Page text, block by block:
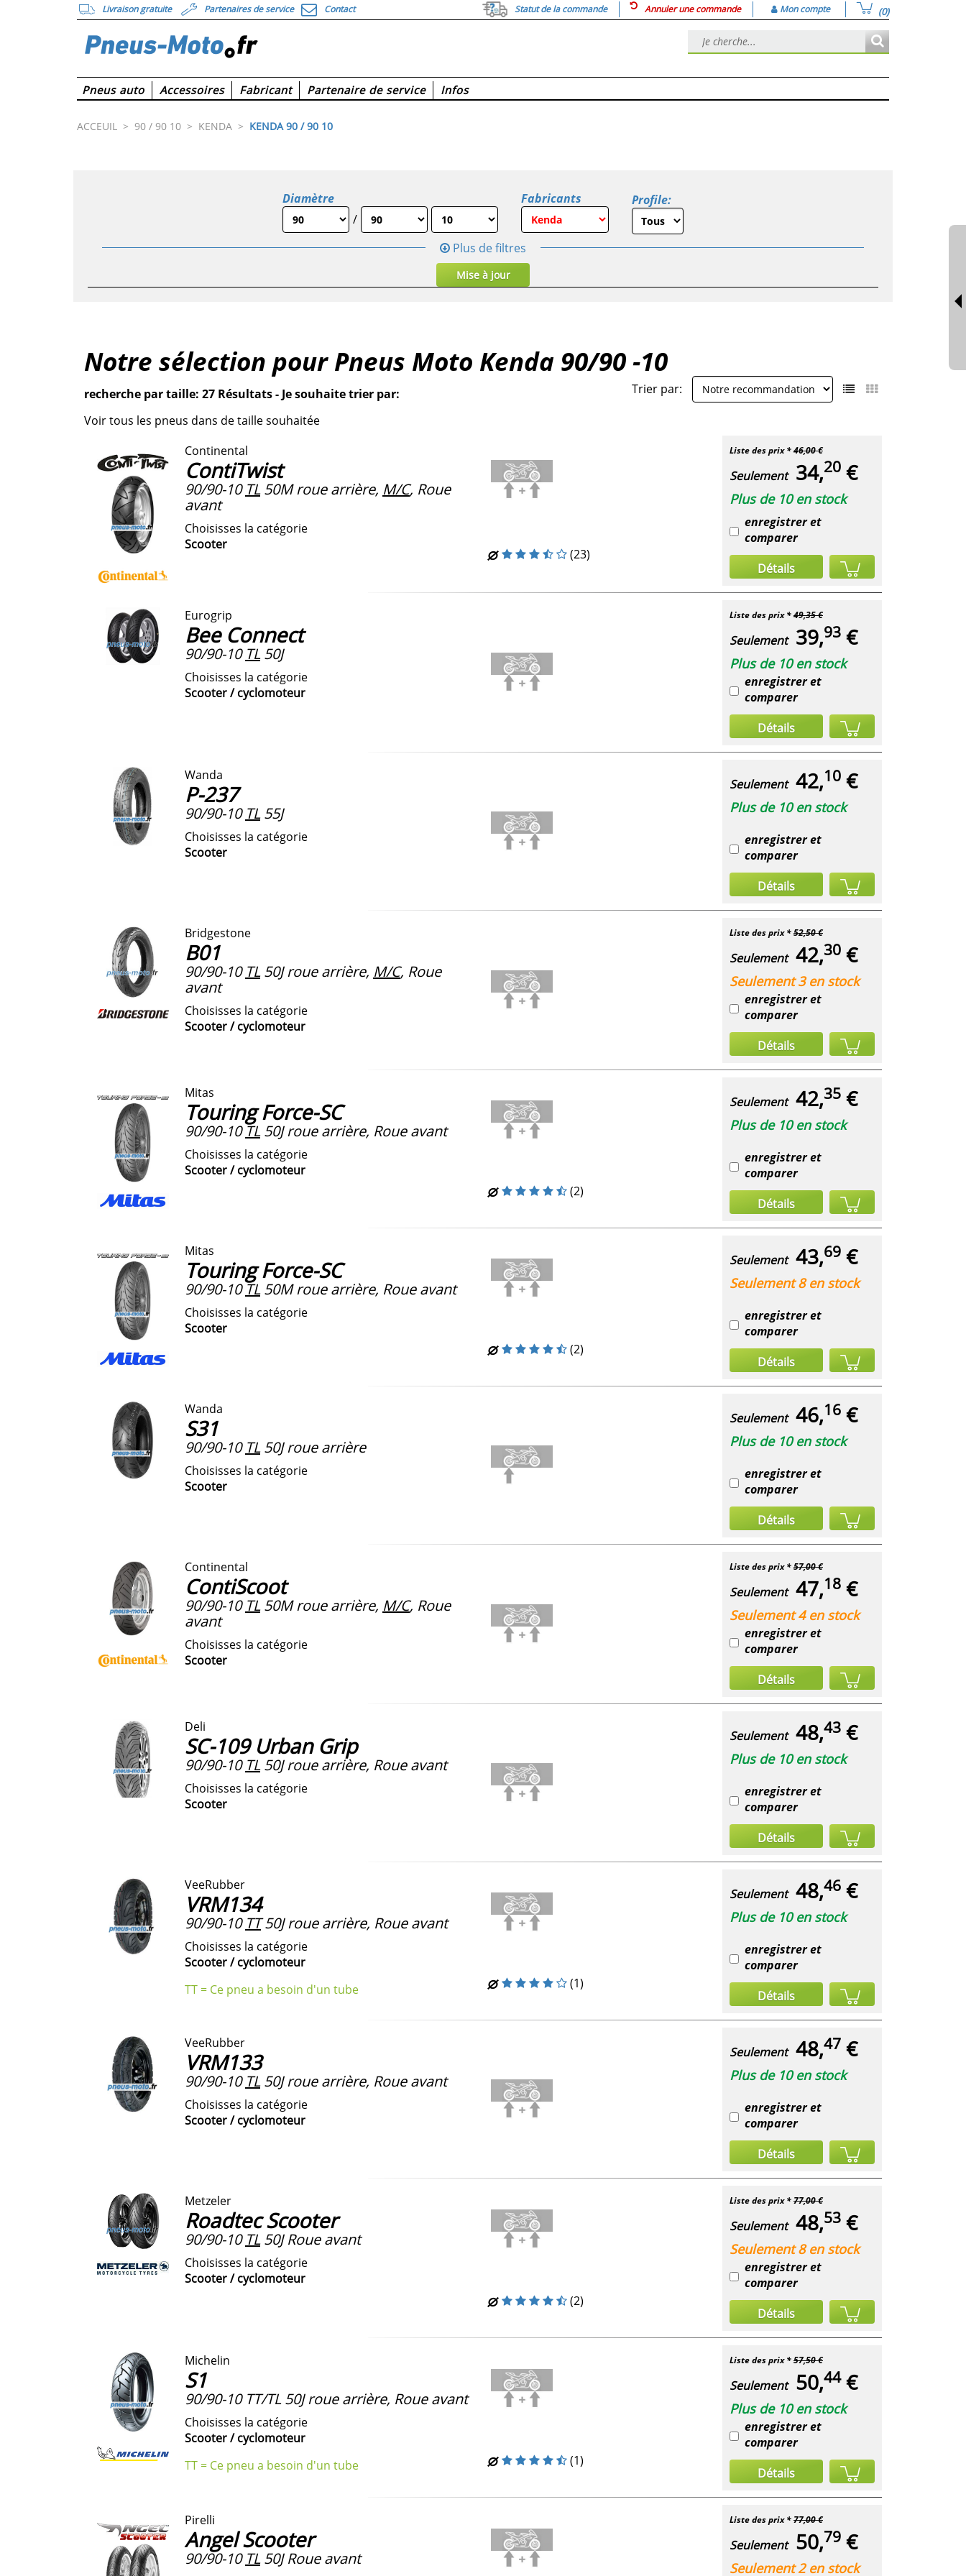
Livraison gratuite Partenaires de service Contact Statut de la commande Annuler une commande Mon compte (0)
Pneus auto Accessoires Fabricant Partenaire de service Infos
ACCEUIL > 90 / 90 10 > KENDA > KENDA 90 / 90 10
Diamètre
/
Fabricants Profile:
Plus de filtres
Mise à jour
Notre sélection pour Pneus Moto Kenda 90/90 -10
recherche par taille: 27 Résultats - Je souhaite trier par:
Trier par:
Voir tous les pneus dans de taille souhaitée
Continental
ContiTwist
90/90-10 TL50M roue arrière, M/C, Roue
avant
Choisisses la catégorie
Scooter
(23)
Liste des prix *46,00 €
Seulement 34,20 €
Plus de 10 en stock
enregistrer et
comparer
Détails
Eurogrip
Bee Connect
90/90-10 TL50J
Choisisses la catégorie
Scooter / cyclomoteur
Liste des prix *49,35 €
Seulement 39,93 €
Plus de 10 en stock
enregistrer et
comparer
Détails
Wanda
P-237
90/90-10 TL55J
Choisisses la catégorie
Scooter
Seulement 42,10 €
Plus de 10 en stock
enregistrer et
comparer
Détails
Bridgestone
B01
90/90-10 TL50J roue arrière, M/C, Roue
avant
Choisisses la catégorie
Scooter / cyclomoteur
Liste des prix *52,50 €
Seulement 42,30 €
Seulement 3 en stock
enregistrer et
comparer
Détails
Mitas
Touring Force-SC
90/90-10 TL50J roue arrière, Roue avant
Choisisses la catégorie
Scooter / cyclomoteur
(2)
Seulement 42,35 €
Plus de 10 en stock
enregistrer et
comparer
Détails
Mitas
Touring Force-SC
90/90-10 TL50M roue arrière, Roue avant
Choisisses la catégorie
Scooter
(2)
Seulement 43,69 €
Seulement 8 en stock
enregistrer et
comparer
Détails
Wanda
S31
90/90-10 TL50J roue arrière
Choisisses la catégorie
Scooter
Seulement 46,16 €
Plus de 10 en stock
enregistrer et
comparer
Détails
Continental
ContiScoot
90/90-10 TL50M roue arrière, M/C, Roue
avant
Choisisses la catégorie
Scooter
Liste des prix *57,00 €
Seulement 47,18 €
Seulement 4 en stock
enregistrer et
comparer
Détails
Deli
SC-109 Urban Grip
90/90-10 TL50J roue arrière, Roue avant
Choisisses la catégorie
Scooter
Seulement 48,43 €
Plus de 10 en stock
enregistrer et
comparer
Détails
VeeRubber
VRM134
90/90-10 TT50J roue arrière, Roue avant
Choisisses la catégorie
Scooter / cyclomoteur
TT = Ce pneu a besoin d'un tube
(1)
Seulement 48,46 €
Plus de 10 en stock
enregistrer et
comparer
Détails
VeeRubber
VRM133
90/90-10 TL50J roue arrière, Roue avant
Choisisses la catégorie
Scooter / cyclomoteur
Seulement 48,47 €
Plus de 10 en stock
enregistrer et
comparer
Détails
Metzeler
Roadtec Scooter
90/90-10 TL50J Roue avant
Choisisses la catégorie
Scooter / cyclomoteur
(2)
Liste des prix *77,00 €
Seulement 48,53 €
Seulement 8 en stock
enregistrer et
comparer
Détails
Michelin
S1
90/90-10 TT/TL 50J roue arrière, Roue avant
Choisisses la catégorie
Scooter / cyclomoteur
TT = Ce pneu a besoin d'un tube
(1)
Liste des prix *57,50 €
Seulement 50,44€
Plus de 10 en stock
enregistrer et
comparer
Détails
Pirelli
Angel Scooter
90/90-10 TL50J Roue avant
Liste des prix *77,00 €
Seulement 50,79 €
Seulement 2 en stock